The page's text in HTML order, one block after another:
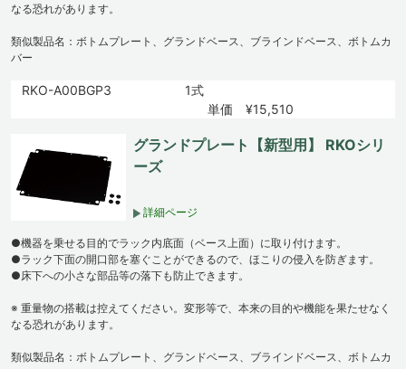
なる恐れがあります。
類似製品名：ボトムプレート、グランドベース、ブラインドベース、ボトムカ
バー
RKO-A00BGP3
1式
単価 ¥15,510
グランドプレート【新型用】 RKOシリ
ーズ
詳細ページ
●機器を乗せる目的でラック内底面（ベース上面）に取り付けます。
●ラック下面の開口部を塞ぐことができるので、ほこりの侵入を防ぎます。
●床下への小さな部品等の落下も防止できます。
※ 重量物の搭載は控えてください。変形等で、本来の目的や機能を果たせなく
なる恐れがあります。
類似製品名：ボトムプレート、グランドベース、ブラインドベース、ボトムカ